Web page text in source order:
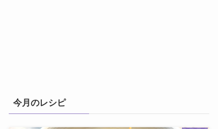
今月のレシピ